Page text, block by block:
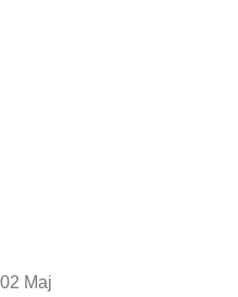
02 Maj